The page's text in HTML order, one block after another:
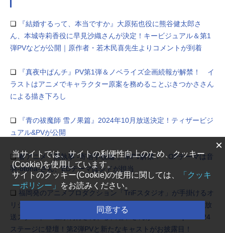
❏
『結婚するって、本当ですか』大原拓也役に熊谷健太郎さ
ん、本城寺莉香役に早見沙織さんが決定！キービジュアル＆第1
弾PVなどが公開｜原作者・若木民喜先生よりコメントが到着
❏
『真夜中ぱんチ』PV第1弾＆ノベライズ企画続報が解禁！ イ
ラストはアニメでキャラクター原案を務めることぶきつかささん
による描き下ろし
❏
『青の祓魔師 雪ノ果篇』2024年10月放送決定！ティザービジ
ュアル&PVが公開
❏春アニメ『黒執事 -寄宿学校編-』本PV解禁！ OPテーマは音
羽-otoha-さん、EDテーマはシドが担当
❏ 福岡発のアニメプロダクション「TriFスタジオ」が手掛けるオ
リジナルTVアニメ『メカウデ』2024年10月（秋アニメ）より放
送スタート！ 豊永利行さん、杉田智和さんがAnime Japan2024
ステージに登壇！第2弾PVと新たなキャストがお披露目！
×
当サイトでは、サイトの利便性向上のため、クッキー
(Cookie)を使用しています。
サイトのクッキー(Cookie)の使用に関しては、
「クッキ
ーポリシー」
をお読みください。
同意する